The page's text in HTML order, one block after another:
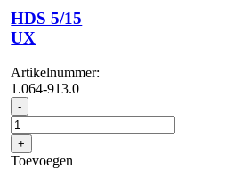
HDS 5/15
UX
Artikelnummer:
1.064-913.0
- HDS
5/15
UX
aantal
+
Toevoegen